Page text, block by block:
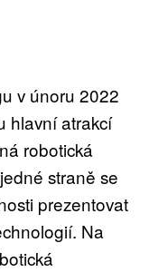
v únoru 2022
hlavní atrakcí
robotická
straně se
prezentovat
Na